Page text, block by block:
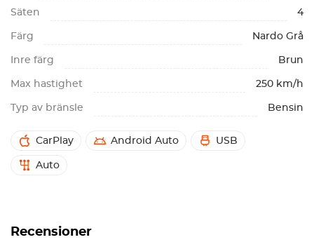
Säten 4
Färg Nardo Grå
Inre färg Brun
Max hastighet 250 km/h
Typ av bränsle Bensin
CarPlay Android Auto USB
Auto
Recensioner